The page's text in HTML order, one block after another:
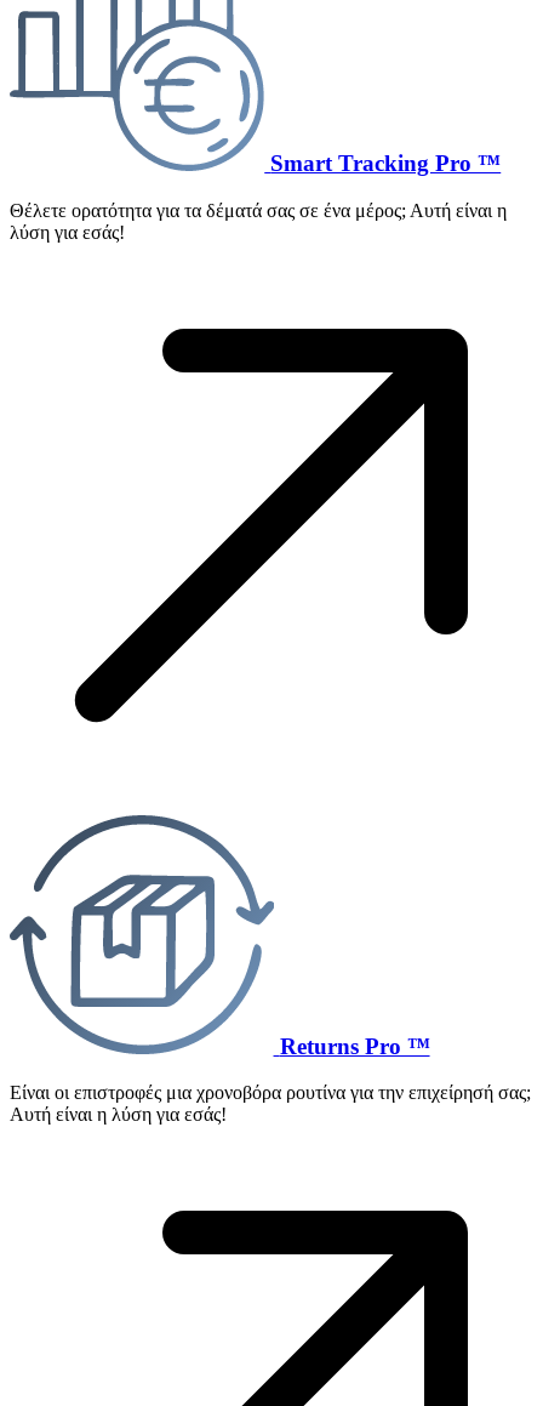
Smart Tracking Pro ™
Θέλετε ορατότητα για τα δέματά σας σε ένα μέρος; Αυτή είναι η
λύση για εσάς!
Returns Pro ™
Είναι οι επιστροφές μια χρονοβόρα ρουτίνα για την επιχείρησή σας;
Αυτή είναι η λύση για εσάς!